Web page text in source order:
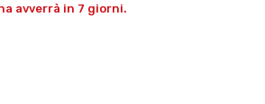
avverrà in 7 giorni.